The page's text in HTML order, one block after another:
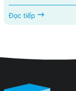
sạch mùi, thấm vị,
thơm nồng và ớt cay
đã thấy
Đọc tiếp